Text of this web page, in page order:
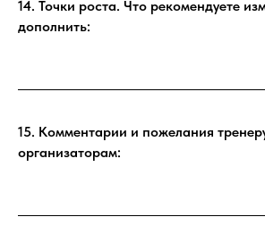
14. Точки роста. Что рекомендуете
дополнить:
15. Комментарии и пожелания
организаторам: